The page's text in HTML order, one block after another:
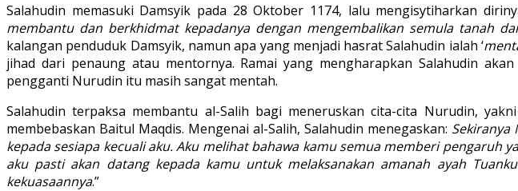
Salahudin memasuki Damsyik pada 28 Oktober 1174, lalu mengisytiharkan
membantu dan berkhidmat kepadanya dengan mengembalikan semula tanah
kalangan penduduk Damsyik, namun apa yang menjadi hasrat Salahudin ialah ‘
jihad dari penaung atau mentornya. Ramai yang mengharapkan Salahudin
pengganti Nurudin itu masih sangat mentah.
Salahudin terpaksa membantu al-Salih bagi meneruskan cita-cita Nurudin,
membebaskan Baitul Maqdis. Mengenai al-Salih, Salahudin menegaskan: Sekiranya
kepada sesiapa kecuali aku. Aku melihat bahawa kamu semua memberi pengaruh
aku pasti akan datang kepada kamu untuk melaksanakan amanah ayah
kekuasaannya.”